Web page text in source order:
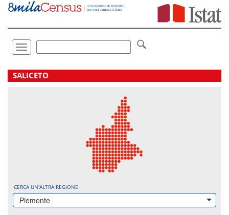
Vai
direttamente
Toggle
navigation
.
SALICETO
CERCA UN'ALTRA REGIONE
Piemonte